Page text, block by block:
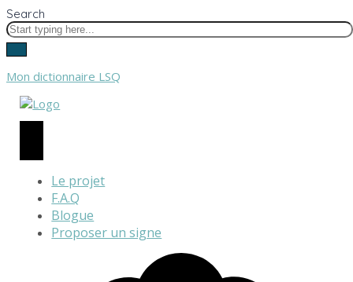
Search
Mon dictionnaire LSQ
Le projet
F.A.Q
Blogue
Proposer un signe